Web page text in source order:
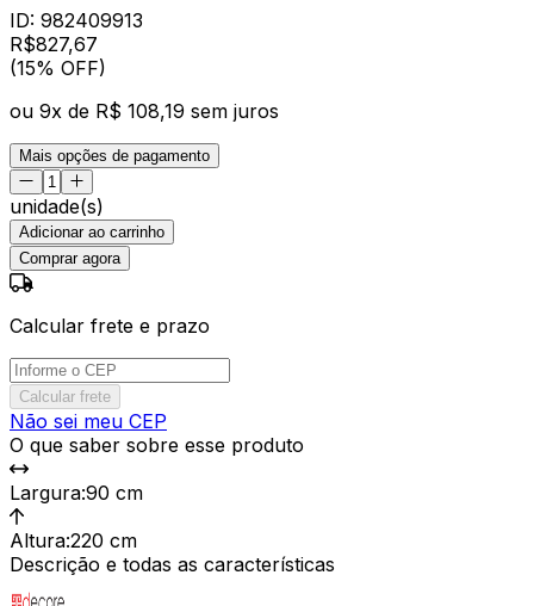
ID: 982409913
R$827,67
(15% OFF)
ou 9x de R$ 108,19 sem juros
Mais opções de pagamento
unidade(s)
Adicionar ao carrinho
Comprar agora
Calcular frete e prazo
Calcular frete
Não sei meu CEP
O que saber sobre esse produto
Largura:90 cm
Altura:220 cm
Descrição e todas as características